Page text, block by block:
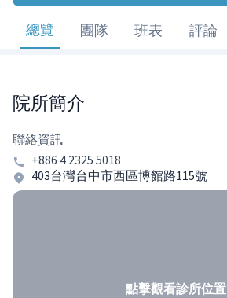
總覽 團隊 班表 評論
院所簡介
聯絡資訊
+886 4 2325 5018
403台灣台中市西區博館路115號
點擊觀看診所位置